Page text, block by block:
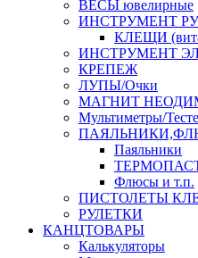
ВЕСЫ ювелирные
ИНСТРУМЕНТ
КЛЕЩИ
ИНСТРУМЕНТ
КРЕПЕЖ
ЛУПЫ/Очки
МАГНИТ
Мультиметры/
Паяльники
Флюсы и т.п.
ПИСТОЛЕТЫ
РУЛЕТКИ
КАНЦТОВАРЫ
Калькуляторы